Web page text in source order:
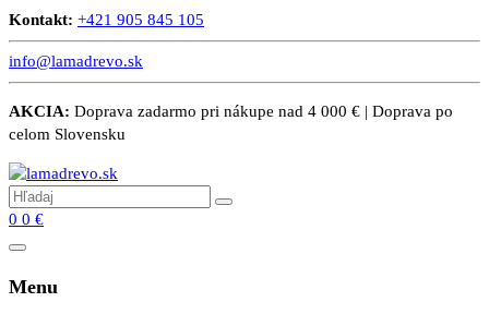
Kontakt: +421 905 845 105
info@lamadrevo.sk
AKCIA: Doprava zadarmo pri nákupe nad 4 000 € | Doprava po
celom Slovensku
0 0 €
Menu